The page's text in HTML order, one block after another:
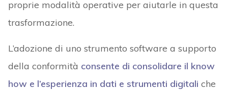
proprie modalità operative per aiutarle in questa
trasformazione.
L’adozione di uno strumento software a supporto
della conformità consente di consolidare il know
how e l’esperienza in dati e strumenti digitali che